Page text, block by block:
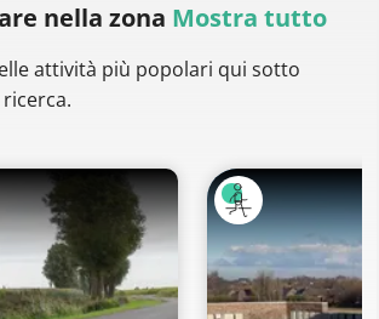
nella zona Mostra tutto
attività più popolari qui sotto